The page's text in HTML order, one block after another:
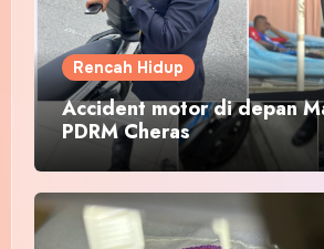
Rencah Hidup
Accident motor di depan
PDRM Cheras